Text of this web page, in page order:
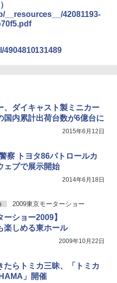
__resources__/42081193-
、ダイキャスト製ミニカー
国内累計出荷台数が6億台に
2015年6月12日
察 トヨタ86パトロールカ
ェブで展示開始
2014年6月18日
2009東京モーターショー
ーショー2009】
楽しめる東ホール
2009年10月22日
たらトミカ三昧、「トミカ
」開催